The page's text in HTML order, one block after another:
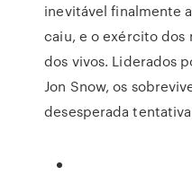
inevitável finalmente
caiu, e o exército
dos vivos. Liderados
Jon Snow, os
desesperada